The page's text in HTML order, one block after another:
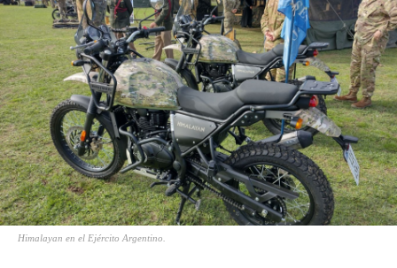
Himalayan en el Ejército Argentino.